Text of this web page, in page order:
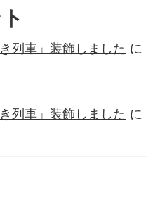
列車」装飾しました に
列車」装飾しました に